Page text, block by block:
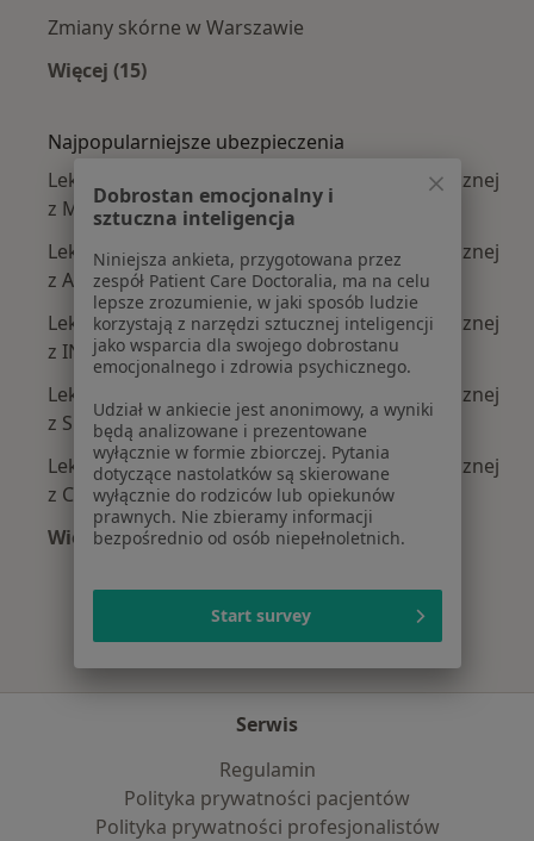
Zmiany skórne w Warszawie
Więcej (15)
Najpopularniejsze ubezpieczenia
Lekarze wykonujący zabiegi medycyny estetycznej
z Medicover w Warszawie
Lekarze wykonujący zabiegi medycyny estetycznej
z Allianz w Warszawie
Lekarze wykonujący zabiegi medycyny estetycznej
z INTER Polska w Warszawie
Lekarze wykonujący zabiegi medycyny estetycznej
z Signal Iduna w Warszawie
Lekarze wykonujący zabiegi medycyny estetycznej
z Compensa w Warszawie
Więcej (7)
Serwis
Regulamin
Polityka prywatności pacjentów
Polityka prywatności profesjonalistów
Dobrostan emocjonalny i
sztuczna inteligencja
Niniejsza ankieta, przygotowana przez
zespół Patient Care Doctoralia, ma na celu
lepsze zrozumienie, w jaki sposób ludzie
korzystają z narzędzi sztucznej inteligencji
jako wsparcia dla swojego dobrostanu
emocjonalnego i zdrowia psychicznego.
Udział w ankiecie jest anonimowy, a wyniki
będą analizowane i prezentowane
wyłącznie w formie zbiorczej. Pytania
dotyczące nastolatków są skierowane
wyłącznie do rodziców lub opiekunów
prawnych. Nie zbieramy informacji
bezpośrednio od osób niepełnoletnich.
Start survey